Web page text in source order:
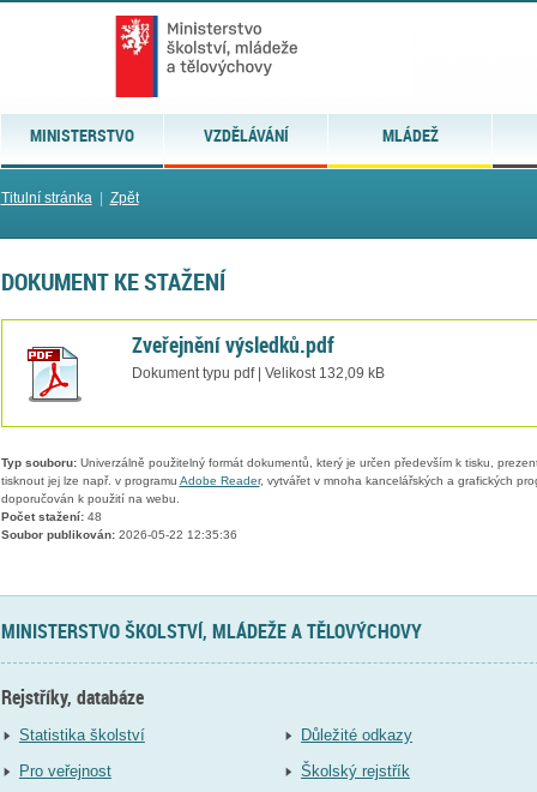
MINISTERSTVO VZDĚLÁVÁNÍ MLÁDEŽ
Titulní stránka| Zpět
DOKUMENT KE STAŽENÍ
Zveřejnění výsledků.pdf
Dokument typu pdf | Velikost 132,09 kB
Typ souboru:Univerzálně použitelný formát dokumentů, který je určen především k tisku,
tisknout jej lze např. v programu Adobe Reader, vytvářet v mnoha kancelářských a grafických
doporučován k použití na webu.
Počet stažení:48
Soubor publikován:2026-05-22 12:35:36
MINISTERSTVO ŠKOLSTVÍ, MLÁDEŽE A TĚLOVÝCHOVY
Rejstříky, databáze
Statistika školství
Pro veřejnost
Důležité odkazy
Školský rejstřík